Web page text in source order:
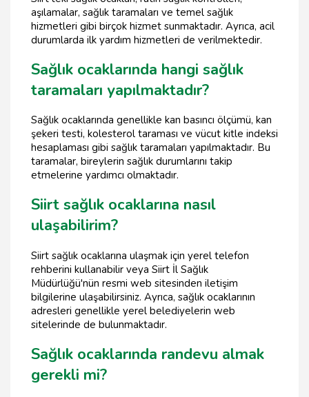
aşılamalar, sağlık taramaları ve temel sağlık
hizmetleri gibi birçok hizmet sunmaktadır. Ayrıca, acil
durumlarda ilk yardım hizmetleri de verilmektedir.
Sağlık ocaklarında hangi sağlık
taramaları yapılmaktadır?
Sağlık ocaklarında genellikle kan basıncı ölçümü, kan
şekeri testi, kolesterol taraması ve vücut kitle indeksi
hesaplaması gibi sağlık taramaları yapılmaktadır. Bu
taramalar, bireylerin sağlık durumlarını takip
etmelerine yardımcı olmaktadır.
Siirt sağlık ocaklarına nasıl
ulaşabilirim?
Siirt sağlık ocaklarına ulaşmak için yerel telefon
rehberini kullanabilir veya Siirt İl Sağlık
Müdürlüğü'nün resmi web sitesinden iletişim
bilgilerine ulaşabilirsiniz. Ayrıca, sağlık ocaklarının
adresleri genellikle yerel belediyelerin web
sitelerinde de bulunmaktadır.
Sağlık ocaklarında randevu almak
gerekli mi?